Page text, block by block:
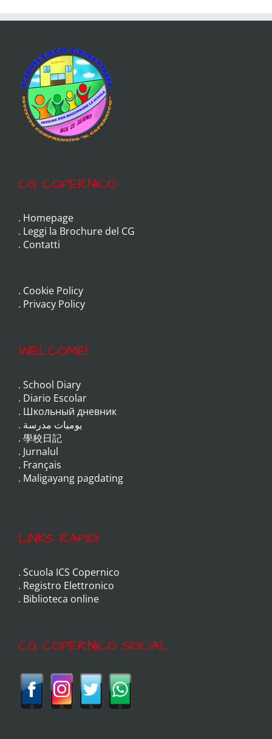
CG COPERNICO
. Homepage
. Leggi la Brochure del CG
. Contatti
. Cookie Policy
. Privacy Policy
WELCOME!
. School Diary
. Diario Escolar
. Школьный дневник
. يوميات مدرسة
. 學校日記
. Jurnalul
. Français
. Maligayang pagdating
LINKS RAPIDI
. Scuola ICS Copernico
. Registro Elettronico
. Biblioteca online
CG COPERNICO SOCIAL